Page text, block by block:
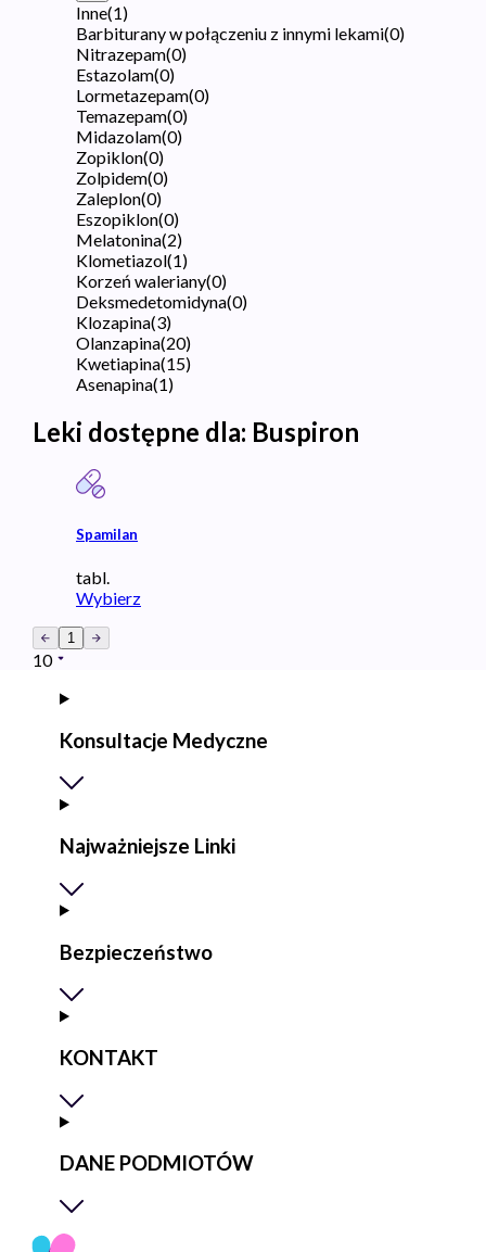
Inne(1)
Barbiturany w połączeniu z innymi lekami(0)
Nitrazepam(0)
Estazolam(0)
Lormetazepam(0)
Temazepam(0)
Midazolam(0)
Zopiklon(0)
Zolpidem(0)
Zaleplon(0)
Eszopiklon(0)
Melatonina(2)
Klometiazol(1)
Korzeń waleriany(0)
Deksmedetomidyna(0)
Klozapina(3)
Olanzapina(20)
Kwetiapina(15)
Asenapina(1)
Leki dostępne dla: Buspiron
Spamilan
tabl.
Wybierz
1
10
Konsultacje Medyczne
Najważniejsze Linki
Bezpieczeństwo
KONTAKT
DANE PODMIOTÓW